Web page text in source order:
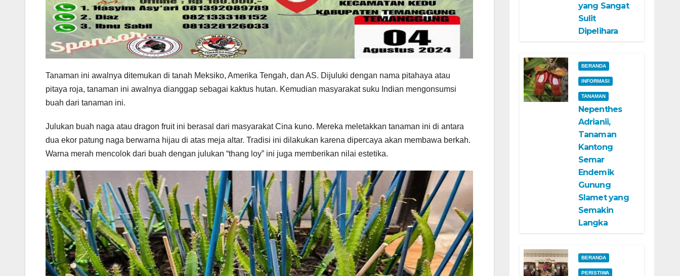
Tanaman ini awalnya ditemukan di tanah Meksiko, Amerika Tengah, dan AS. Dijuluki dengan nama pitahaya atau
pitaya roja, tanaman ini awalnya dianggap sebagai kaktus hutan. Kemudian masyarakat suku Indian mengonsumsi
buah dari tanaman ini.
Julukan buah naga atau dragon fruit ini berasal dari masyarakat Cina kuno. Mereka meletakkan tanaman ini di antara
dua ekor patung naga berwarna hijau di atas meja altar. Tradisi ini dilakukan karena dipercaya akan membawa berkah.
Warna merah mencolok dari buah dengan julukan “thang loy” ini juga memberikan nilai estetika.
yang Sangat
Sulit
Dipelihara
BERANDA
INFORMASI
TANAMAN
Nepenthes
Adrianii,
Tanaman
Kantong
Semar
Endemik
Gunung
Slamet yang
Semakin
Langka
BERANDA
PERISTIWA